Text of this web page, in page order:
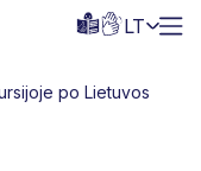
LT
po Lietuvos